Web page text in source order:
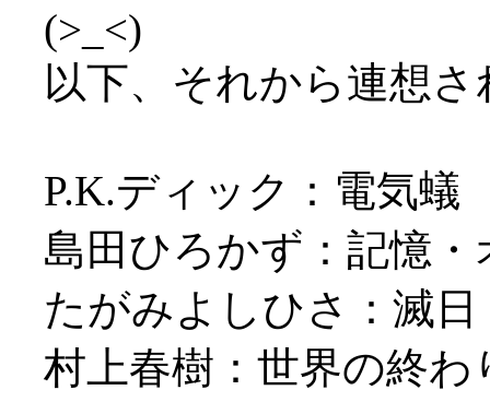
(>_<)
以下、それから連想
P.K.ディック：電気蟻
島田ひろかず：記憶
たがみよしひさ：滅日
村上春樹：世界の終